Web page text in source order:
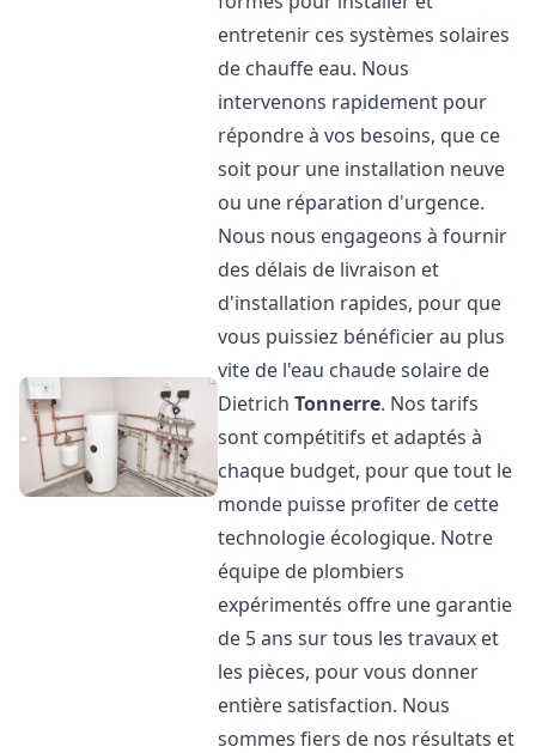
entretenir ces systèmes solaires
de chauffe eau. Nous
intervenons rapidement pour
répondre à vos besoins, que ce
soit pour une installation neuve
ou une réparation d'urgence.
Nous nous engageons à fournir
des délais de livraison et
d'installation rapides, pour que
vous puissiez bénéficier au plus
vite de l'eau chaude solaire de
DietrichTonnerre. Nos tarifs
sont compétitifs et adaptés à
chaque budget, pour que tout le
monde puisse profiter de cette
technologie écologique. Notre
équipe de plombiers
expérimentés offre une garantie
de 5 ans sur tous les travaux et
les pièces, pour vous donner
entière satisfaction. Nous
sommes fiers de nos résultats et